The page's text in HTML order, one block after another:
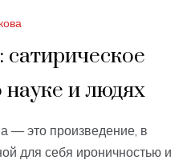
сатирическое
и людях
— это произведение, в
для себя ироничностью и